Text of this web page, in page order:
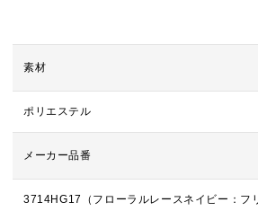
素材
ポリエステル
メーカー品番
3714HG17（フローラルレースネイビー：フ